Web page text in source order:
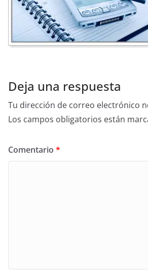
Deja una respuesta
Tu dirección de correo electrónico
Los campos obligatorios están
Comentario *